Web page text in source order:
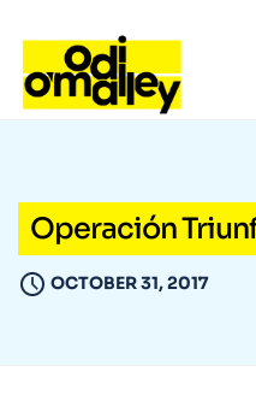
Operación
OCTOBER 31, 2017